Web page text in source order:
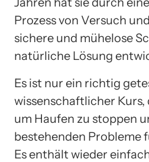
Prozess von Versuch
sichere und mühelose
natürliche Lösung
Es ist nur ein richtig
wissenschaftlicher
um Haufen zu stoppen
bestehenden Probleme
Es enthält wieder